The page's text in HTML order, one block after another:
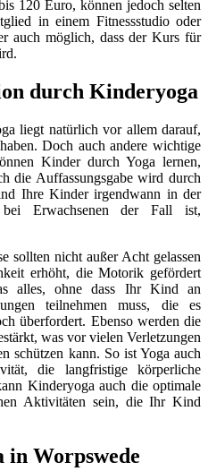
120 Euro, können jedoch selten
in einem Fitnessstudio oder
auch möglich, dass der Kurs für
durch Kinderyoga
liegt natürlich vor allem darauf,
haben. Doch auch andere wichtige
Kinder durch Yoga lernen,
die Auffassungsgabe wird durch
Ihre Kinder irgendwann in der
Erwachsenen der Fall ist,
sollten nicht außer Acht gelassen
erhöht, die Motorik gefördert
alles, ohne dass Ihr Kind an
teilnehmen muss, die es
überfordert. Ebenso werden die
was vor vielen Verletzungen
schützen kann. So ist Yoga auch
die langfristige körperliche
Kinderyoga auch die optimale
Aktivitäten sein, die Ihr Kind
in Worpswede